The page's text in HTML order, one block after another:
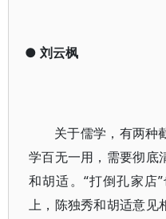
● 刘云枫
关于儒学，有两种
学百无一用，需要彻底
和胡适。“打倒孔家店
上，陈独秀和胡适意见